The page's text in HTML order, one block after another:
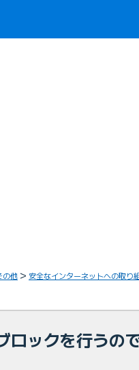
の他 安全なインターネットへの取り
ックを行うの